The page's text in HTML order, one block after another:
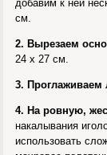
добавим к ней
см.
2. Вырезаем
24 х 27 см.
3. Проглаживаем
4. На ровную,
накалывания
использовать